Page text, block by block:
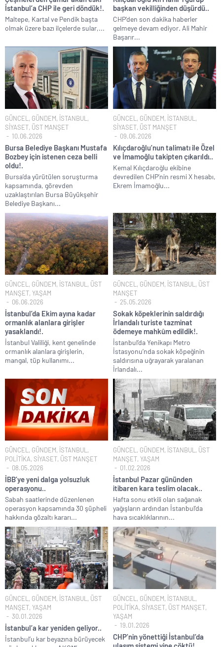
İstanbul’a CHP ile geri döndük!.
Maltepe, Kartal ve Pendik başta
olmak üzere bazı ilçelerde sular,...
başkan vekilliğinden düşürdü..
CHP’den son dakika haberler
gelmeye devam ediyor. Ali Mahir
Başarır...
GÜNCEL , GÜNDEM, İSTANBUL ,
SİYASET, ÜST MANŞET
10.06.2026
Bursa Belediye Başkanı Mustafa
Bozbey için istenen ceza belli
oldu!.
Bursa’da yürütülen soruşturma
kapsamında, görevden
uzaklaştırılan Bursa Büyükşehir
Belediye Başkanı...
GÜNCEL , GÜNDEM, İSTANBUL ,
SİYASET, ÜST MANŞET
09.06.2026
Kılıçdaroğlu’nun talimatı ile Özel
ve İmamoğlu takipten çıkarıldı..
Kemal Kılıçdaroğlu ekibine
devredilen CHP’nin resmi X hesabı,
Ekrem İmamoğlu...
GÜNCEL , GÜNDEM, İSTANBUL , ÜST
MANŞET, YAŞAM
06.06.2026
İstanbul’da Ekim ayına kadar
ormanlık alanlara girişler
yasaklandı!.
İstanbul Valiliği, kent genelinde
ormanlık alanlara girişlerin,
mangal, tüp kullanımı...
GÜNCEL , GÜNDEM, İSTANBUL , ÜST
MANŞET
25.05.2026
Sokak köpeklerinin saldırdığı
İrlandalı turiste tazminat
ödemeye mahkûm edildik!.
İstanbul’da Yenikapı Metro
İstasyonu’nda sokak köpeğinin
saldırısına uğrayarak yaralanan
İrlandalı...
GÜNCEL, GÜNDEM, İSTANBUL,
POLİTİKA, SİYASET, ÜST MANŞET
08.05.2026
İBB’ye yeni dalga yolsuzluk
operasyonu..
Sabah saatlerinde düzenlenen
operasyon kapsamında 30 şüpheli
hakkında gözaltı kararı...
GÜNCEL, GÜNDEM, İSTANBUL, ÜST
MANŞET, YAŞAM
01.02.2026
İstanbul Pazar gününden
itibaren kara teslim olacak..
Hafta sonu etkili olan sağanak
yağışların ardından İstanbul’da
hava sıcaklıklarının...
GÜNCEL , GÜNDEM, İSTANBUL , ÜST
MANŞET, YAŞAM
30.01.2026
İstanbul’a kar yeniden geliyor..
İstanbul’u kar beyazına bürüyecek
GÜNCEL , GÜNDEM, İSTANBUL ,
POLİTİKA, SİYASET, ÜST MANŞET,
YAŞAM
19.01.2026
CHP’nin yönettiği İstanbul’da